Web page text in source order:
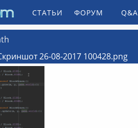
СТАТЬИ ФОРУМ Q&A
26-08-2017 100428.png